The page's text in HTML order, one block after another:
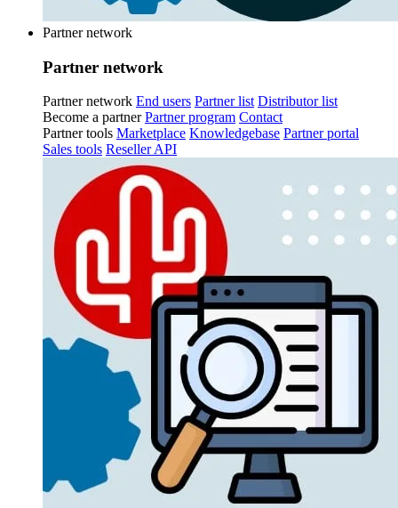
Partner network
Partner network
Partner network End users Partner list Distributor list
Become a partner Partner program Contact
Partner tools Marketplace Knowledgebase Partner portal
Sales tools Reseller API